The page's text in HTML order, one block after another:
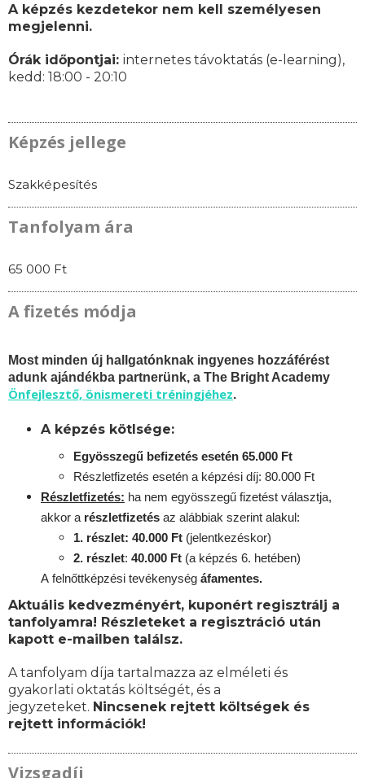
A képzés kezdetekor nem kell személyesen
megjelenni.
Órák időpontjai: internetes távoktatás (e-learning),
kedd: 18:00 - 20:10
Képzés jellege
Szakképesítés
Tanfolyam ára
65 000 Ft
A fizetés módja
Most minden új hallgatónknak ingyenes hozzáférést
adunk ajándékba partnerünk, a The Bright Academy
Önfejlesztő, önismereti tréningjéhez.
A képzés kötlsége:
Egyösszegű befizetés esetén 65.000 Ft
Részletfizetés esetén a képzési díj: 80.000 Ft
Részletfizetés: ha nem egyösszegű fizetést választja,
akkor a részletfizetés az alábbiak szerint alakul:
1. részlet: 40.000 Ft (jelentkezéskor)
2. részlet: 40.000 Ft (a képzés 6. hetében)
A felnőttképzési tevékenység áfamentes.
Aktuális kedvezményért, kuponért regisztrálj a
tanfolyamra! Részleteket a regisztráció után
kapott e-mailben találsz.
A tanfolyam díja tartalmazza az elméleti és
gyakorlati oktatás költségét, és a
jegyzeteket. Nincsenek rejtett költségek és
rejtett információk!
Vizsgadíj